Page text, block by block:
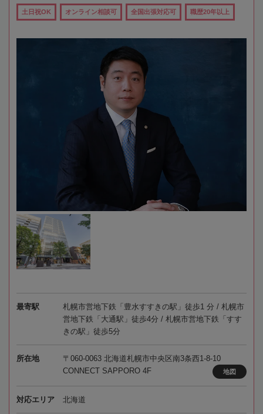
土日祝OK オンライン相談可 全国出張対応可 職歴20年以上
最寄駅
札幌市営地下鉄「豊水すすきの駅」徒歩1 分 / 札幌市
営地下鉄「大通駅」徒歩4分 / 札幌市営地下鉄「すす
きの駅」徒歩5分
所在地
〒060-0063 北海道札幌市中央区南3条西1-8-10
CONNECT SAPPORO 4F
地図
対応エリア 北海道